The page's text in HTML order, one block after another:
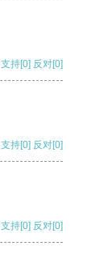
支持[0] 反对[0]
支持[0] 反对[0]
支持[0] 反对[0]